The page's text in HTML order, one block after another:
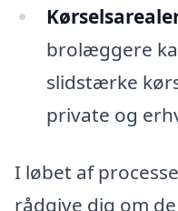
brolæggere
slidstærke
private og
I løbet af
rådgive dig om